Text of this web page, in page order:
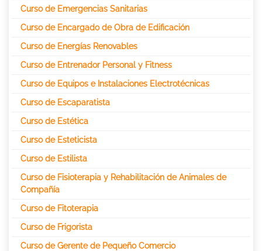
Curso de Emergencias Sanitarias
Curso de Encargado de Obra de Edificación
Curso de Energías Renovables
Curso de Entrenador Personal y Fitness
Curso de Equipos e Instalaciones Electrotécnicas
Curso de Escaparatista
Curso de Estética
Curso de Esteticista
Curso de Estilista
Curso de Fisioterapia y Rehabilitación de Animales de
Compañía
Curso de Fitoterapia
Curso de Frigorista
Curso de Gerente de Pequeño Comercio